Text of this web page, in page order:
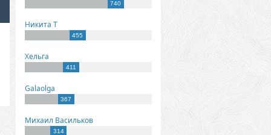
740
Никита Т
455
Хельга
411
Galaolga
367
Михаил Васильков
314